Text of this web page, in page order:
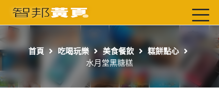
首頁
工商服務
首頁 吃喝玩樂 美食餐飲
糕餅點心
水月堂黑糖糕